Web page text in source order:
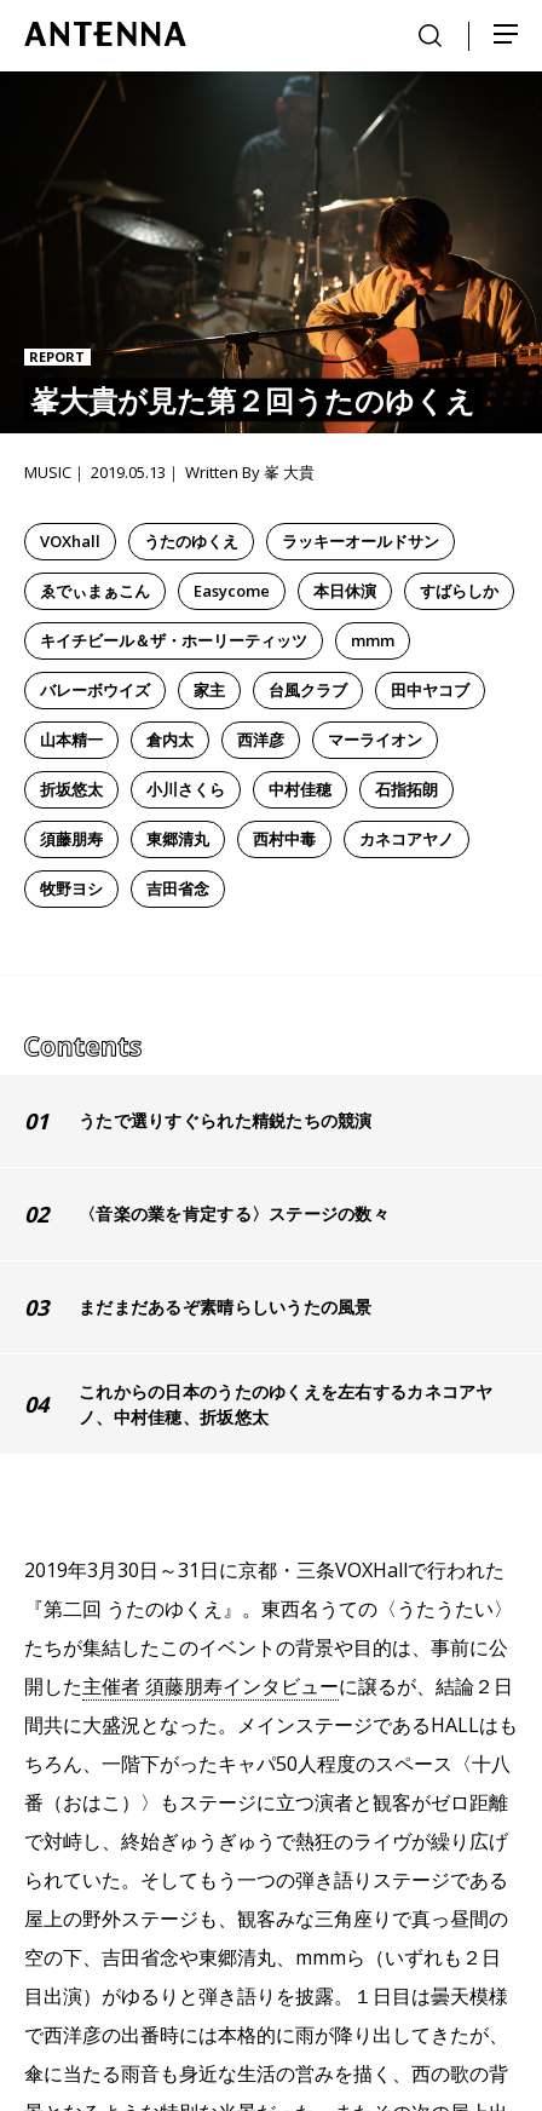
REPORT
峯大貴が見た第２回うたのゆくえ
VOXhall うたのゆくえ ラッキーオールドサン
ゑでぃまぁこん Easycome 本日休演 すばらしか
キイチビール＆ザ・ホーリーティッツ mmm
バレーボウイズ 家主 台風クラブ 田中ヤコブ
山本精一 倉内太 西洋彦 マーライオン
折坂悠太 小川さくら 中村佳穂 石指拓朗
須藤朋寿 東郷清丸 西村中毒 カネコアヤノ
牧野ヨシ 吉田省念
MUSIC 2019.05.13 Written By 峯 大貴
01 うたで選りすぐられた精鋭たちの競演
02 〈音楽の業を肯定する〉ステージの数々
03 まだまだあるぞ素晴らしいうたの風景
04
これからの日本のうたのゆくえを左右するカネコアヤ
ノ、中村佳穂、折坂悠太
2019年3月30日～31日に京都・三条VOXHallで行われた
『第二回 うたのゆくえ』。東西名うての〈うたうたい〉
たちが集結したこのイベントの背景や目的は、事前に公
開した主催者 須藤朋寿インタビューに譲るが、結論２日
間共に大盛況となった。メインステージであるHALLはも
ちろん、一階下がったキャパ50人程度のスペース〈十八
番（おはこ）〉もステージに立つ演者と観客がゼロ距離
で対峙し、終始ぎゅうぎゅうで熱狂のライヴが繰り広げ
られていた。そしてもう一つの弾き語りステージである
屋上の野外ステージも、観客みな三角座りで真っ昼間の
空の下、吉田省念や東郷清丸、mmmら（いずれも２日
目出演）がゆるりと弾き語りを披露。１日目は曇天模様
で西洋彦の出番時には本格的に雨が降り出してきたが、
傘に当たる雨音も身近な生活の営みを描く、西の歌の背